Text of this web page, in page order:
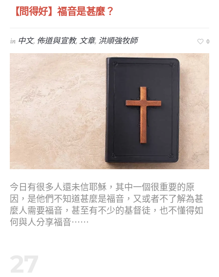
【問得好】福音是甚麼？
in 中文, 佈道與宣教,文章, 洪順強牧師 0
今日有很多人還未信耶穌，其中一個很重要的原
因，是他們不知道甚麼是福音，又或者不了解為甚
麼人需要福音，甚至有不少的基督徒，也不懂得如
何與人分享福音⋯⋯